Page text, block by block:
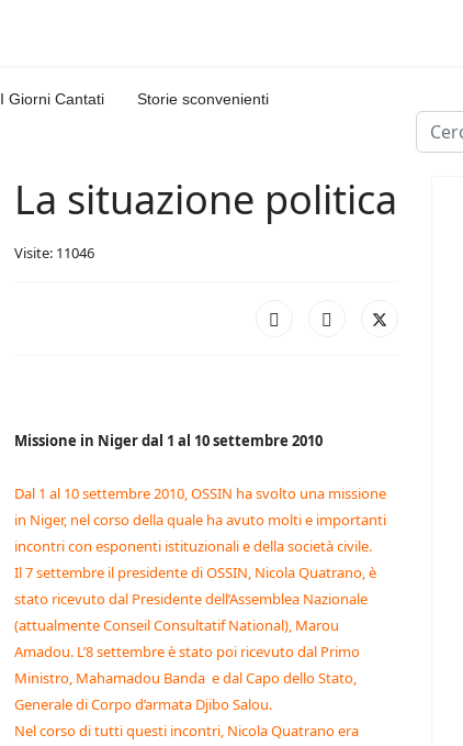
I Giorni Cantati Storie sconvenienti
Cerca
La situazione politica
Visite: 11046
Missione in Niger dal 1 al 10 settembre 2010
Dal 1 al 10 settembre 2010, OSSIN ha svolto una missione
in Niger, nel corso della quale ha avuto molti e importanti
incontri con esponenti istituzionali e della società civile.
Il 7 settembre il presidente di OSSIN, Nicola Quatrano, è
stato ricevuto dal Presidente dell’Assemblea Nazionale
(attualmente Conseil Consultatif National), Marou
Amadou. L’8 settembre è stato poi ricevuto dal Primo
Ministro, Mahamadou Banda e dal Capo dello Stato,
Generale di Corpo d’armata Djibo Salou.
Nel corso di tutti questi incontri, Nicola Quatrano era